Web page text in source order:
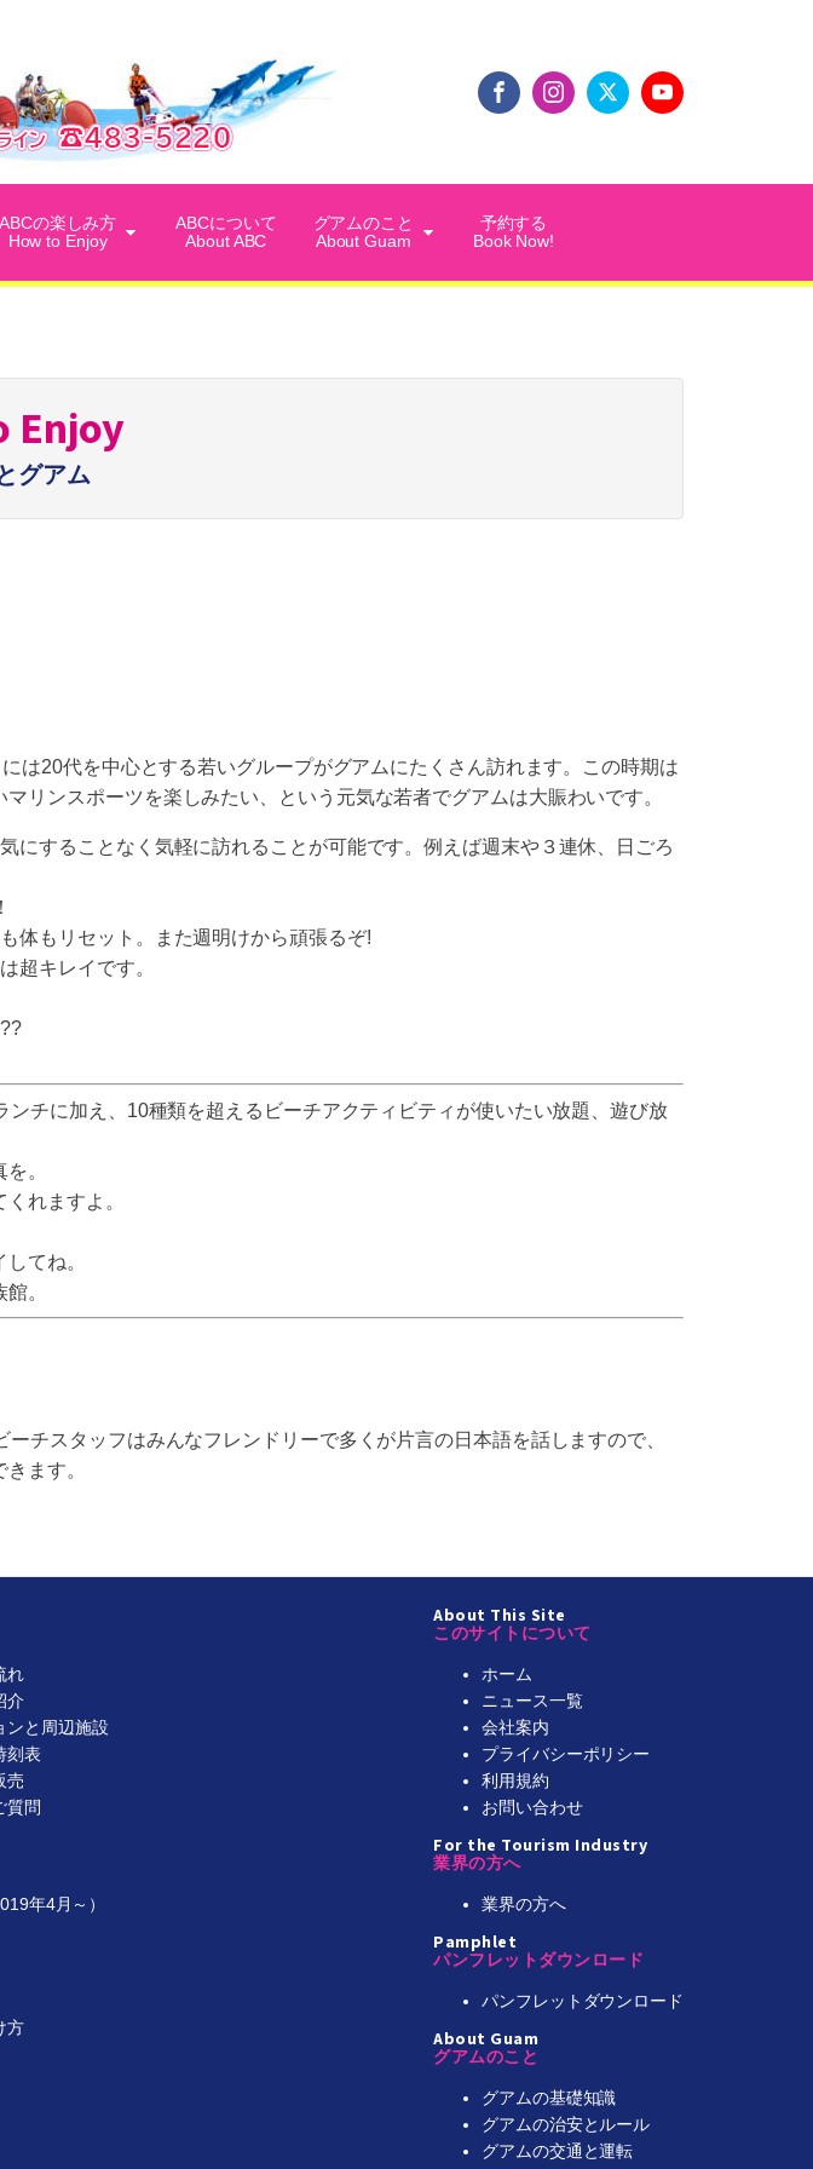
ABCの楽しみ方
How to Enjoy
ABCについて
About ABC
グアムのこと
About Guam
予約する
Book Now!
Enjoy
グアム
は20代を中心とする若いグループがグアムにたくさん訪れます。この時期は
リンスポーツを楽しみたい、という元気な若者でグアムは大賑わいです。
することなく気軽に訪れることが可能です。例えば週末や３連休、日ごろ
体もリセット。また週明けから頑張るぞ!
超キレイです。
チに加え、10種類を超えるビーチアクティビティが使いたい放題、遊び放
。
れますよ。
てね。
。
チスタッフはみんなフレンドリーで多くが片言の日本語を話しますので、
ます。
れ
介
ンと周辺施設
刻表
売
質問
年4月～）
方
About This Site
このサイトについて
ホーム
ニュース一覧
会社案内
プライバシーポリシー
利用規約
お問い合わせ
For the Tourism Industry
業界の方へ
業界の方へ
Pamphlet
パンフレットダウンロード
パンフレットダウンロード
About Guam
グアムのこと
グアムの基礎知識
グアムの治安とルール
グアムの交通と運転